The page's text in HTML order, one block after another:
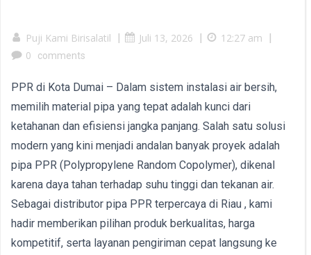
Puji Kami Birisalatil | Juli 13, 2026 | 12:27 am
|
0
comments
PPR di Kota Dumai – Dalam sistem instalasi air bersih,
memilih material pipa yang tepat adalah kunci dari
ketahanan dan efisiensi jangka panjang. Salah satu solusi
modern yang kini menjadi andalan banyak proyek adalah
pipa PPR (Polypropylene Random Copolymer), dikenal
karena daya tahan terhadap suhu tinggi dan tekanan air.
Sebagai distributor pipa PPR terpercaya di Riau , kami
hadir memberikan pilihan produk berkualitas, harga
kompetitif, serta layanan pengiriman cepat langsung ke